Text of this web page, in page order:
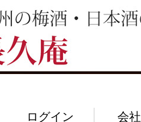
ログイン 会